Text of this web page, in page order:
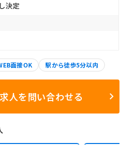
決定
面接OK 駅から徒歩5分以内
人を問い合わせる